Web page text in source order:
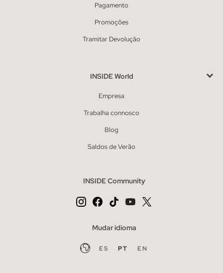
Pagamento
Promoções
Tramitar Devolução
INSIDE World
Empresa
Trabalha connosco
Blog
Saldos de Verão
INSIDE Community
Mudar idioma
ES PT EN